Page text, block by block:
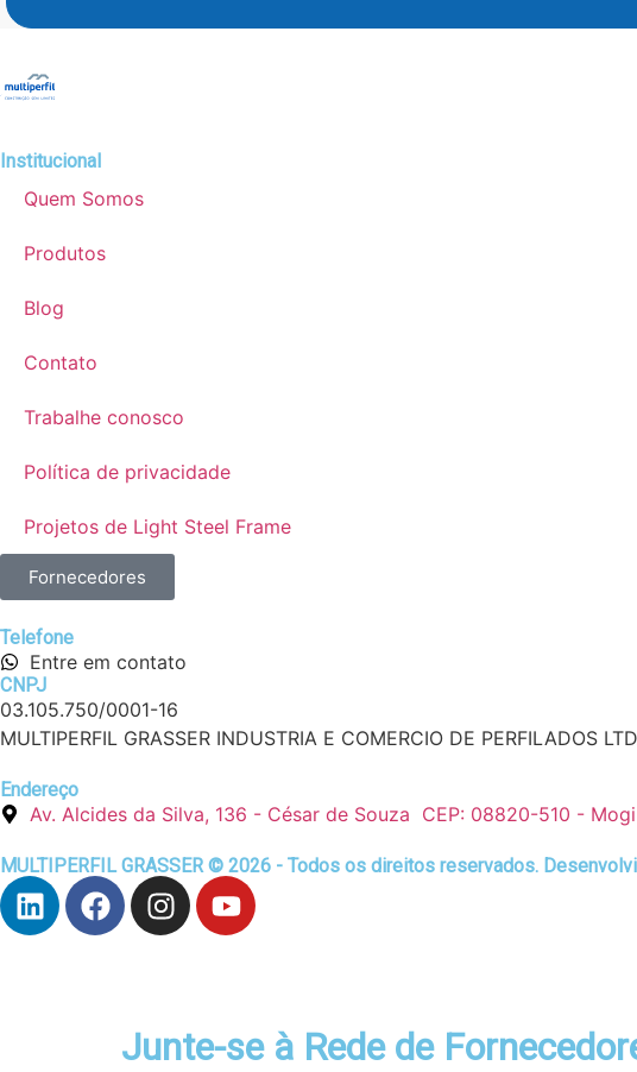
Institucional
Quem Somos
Produtos
Blog
Contato
Trabalhe conosco
Política de privacidade
Projetos de Light Steel Frame
Fornecedores
Telefone
Entre em contato
CNPJ
03.105.750/0001-16
MULTIPERFIL GRASSER INDUSTRIA E COMERCIO DE PERFILADOS
Endereço
Av. Alcides da Silva, 136 - César de Souza CEP: 08820-510 -
MULTIPERFIL GRASSER © 2026 - Todos os direitos reservados.
Junte-se à Rede de